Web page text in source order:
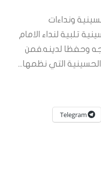
ونداءات
تلبية لنداء الامام
وحفظا لدينه.فمن
التي نظمها...
Telegram